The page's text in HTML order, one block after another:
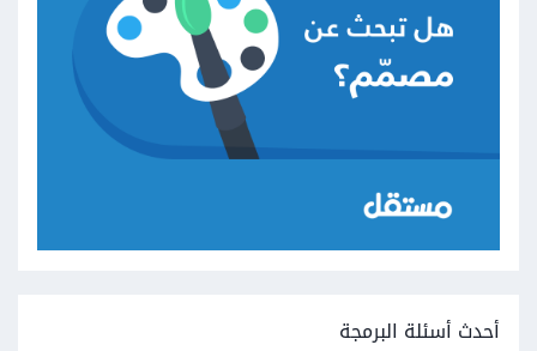
أحدث أسئلة البرمجة